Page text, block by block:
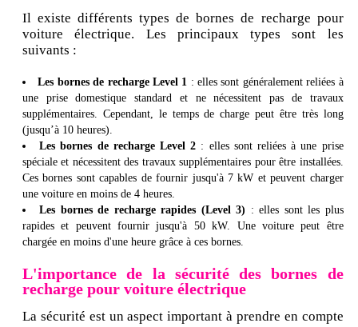
Il existe différents types de bornes de recharge pour
voiture électrique. Les principaux types sont les
suivants :
Les bornes de recharge Level 1 : elles sont généralement reliées à
une prise domestique standard et ne nécessitent pas de travaux
supplémentaires. Cependant, le temps de charge peut être très long
(jusqu’à 10 heures).
Les bornes de recharge Level 2 : elles sont reliées à une prise
spéciale et nécessitent des travaux supplémentaires pour être installées.
Ces bornes sont capables de fournir jusqu'à 7 kW et peuvent charger
une voiture en moins de 4 heures.
Les bornes de recharge rapides (Level 3) : elles sont les plus
rapides et peuvent fournir jusqu'à 50 kW. Une voiture peut être
chargée en moins d'une heure grâce à ces bornes.
L'importance de la sécurité des bornes de
recharge pour voiture électrique
La sécurité est un aspect important à prendre en compte